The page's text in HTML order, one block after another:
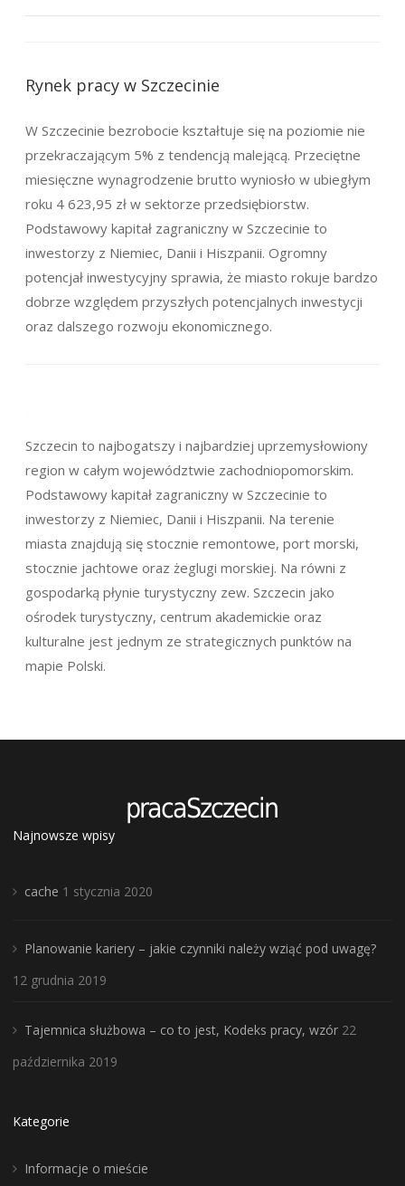
Rynek pracy w Szczecinie
W Szczecinie bezrobocie kształtuje się na poziomie nie
przekraczającym 5% z tendencją malejącą. Przeciętne
miesięczne wynagrodzenie brutto wyniosło w ubiegłym
roku 4 623,95 zł w sektorze przedsiębiorstw.
Podstawowy kapitał zagraniczny w Szczecinie to
inwestorzy z Niemiec, Danii i Hiszpanii. Ogromny
potencjał inwestycyjny sprawia, że miasto rokuje bardzo
dobrze względem przyszłych potencjalnych inwestycji
oraz dalszego rozwoju ekonomicznego.
Szczecin to najbogatszy i najbardziej uprzemysłowiony
region w całym województwie zachodniopomorskim.
Podstawowy kapitał zagraniczny w Szczecinie to
inwestorzy z Niemiec, Danii i Hiszpanii. Na terenie
miasta znajdują się stocznie remontowe, port morski,
stocznie jachtowe oraz żeglugi morskiej. Na równi z
gospodarką płynie turystyczny zew. Szczecin jako
ośrodek turystyczny, centrum akademickie oraz
kulturalne jest jednym ze strategicznych punktów na
mapie Polski.
Najnowsze wpisy
cache 1 stycznia 2020
Planowanie kariery – jakie czynniki należy wziąć pod uwagę?
12 grudnia 2019
Tajemnica służbowa – co to jest, Kodeks pracy, wzór 22
października 2019
Kategorie
Informacje o mieście